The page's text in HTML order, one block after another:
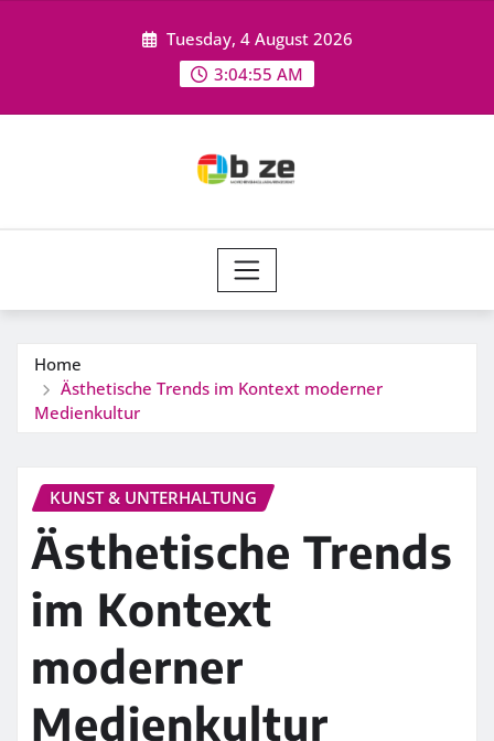
Tuesday, 4 August 2026
3:04:56 AM
Home
Ästhetische Trends im Kontext moderner
Medienkultur
KUNST & UNTERHALTUNG
Ästhetische Trends
im Kontext
moderner
Medienkultur